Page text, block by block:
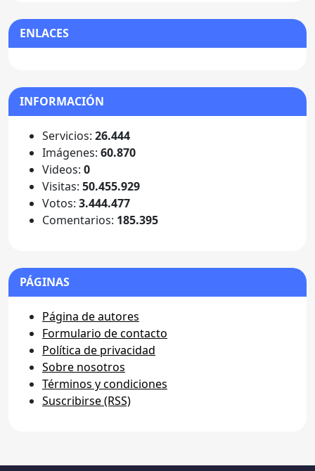
ENLACES
INFORMACIÓN
Servicios: 26.444
Imágenes: 60.870
Videos: 0
Visitas: 50.455.929
Votos: 3.444.477
Comentarios: 185.395
PÁGINAS
Página de autores
Formulario de contacto
Política de privacidad
Sobre nosotros
Términos y condiciones
Suscribirse (RSS)